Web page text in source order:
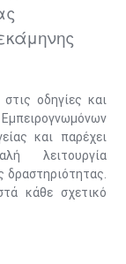
οδηγίες και
και παρέχει
λειτουργία
κάθε σχετικό